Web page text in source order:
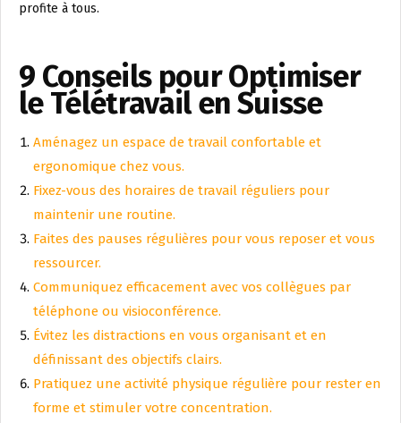
profite à tous.
9 Conseils pour Optimiser
le Télétravail en Suisse
Aménagez un espace de travail confortable et
ergonomique chez vous.
Fixez-vous des horaires de travail réguliers pour
maintenir une routine.
Faites des pauses régulières pour vous reposer et vous
ressourcer.
Communiquez efficacement avec vos collègues par
téléphone ou visioconférence.
Évitez les distractions en vous organisant et en
définissant des objectifs clairs.
Pratiquez une activité physique régulière pour rester en
forme et stimuler votre concentration.